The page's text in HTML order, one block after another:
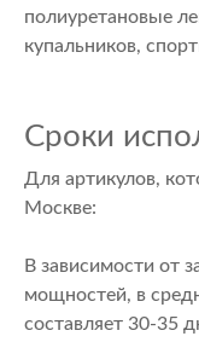
полиуретановые
купальников,
Сроки
Для артикулов,
Москве:
В зависимости от
мощностей, в
составляет 30-35